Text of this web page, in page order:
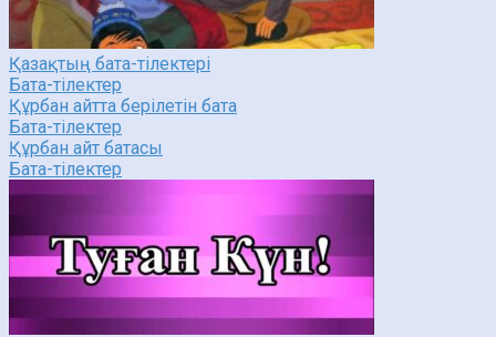
Қазақтың бата-тілектері
Бата-тілектер
Құрбан айтта берілетін бата
Бата-тілектер
Құрбан айт батасы
Бата-тілектер